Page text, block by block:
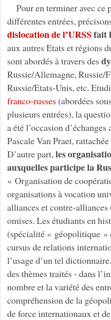
Pour en terminer avec ce
différentes entrées,
dislocation de l’URSSfait
aux autres Etats et régions
sont abordés à travers des
Russie/Allemagne, Russie/
Russie/Etats-Unis, etc.
franco-russes(abordées
plusieurs entrées), la
a été l’occasion
Pascale Van Praet,
D’autre part,les
auxquelles participe la
« Organisation de
organisations à vocation
alliances et contre-
omises. Les étudiants en
(spécialité « géopolitique »
cursus de relations
l’usage d’un tel
des thèmes traités - dans
nombre et la variété des
compréhension de la
de force internationaux et